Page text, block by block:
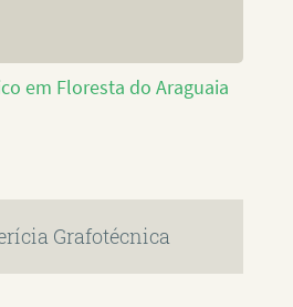
em Floresta do Araguaia
Grafotécnica